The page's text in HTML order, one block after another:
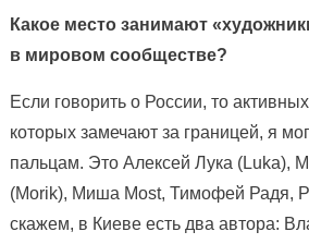
Какое место занимают
в мировом сообществе?
Если говорить о России, то
которых замечают за границей, я
пальцам. Это Алексей Лука (Luka),
(Morik), Миша Most, Тимофей Радя,
скажем, в Киеве есть два автора: